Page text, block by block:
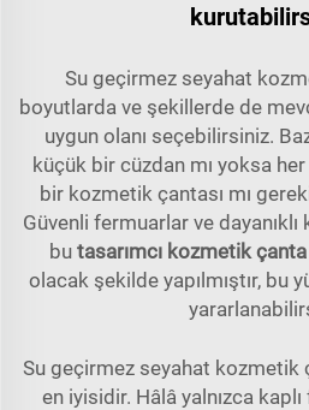
Su geçirmez seyahat
boyutlarda ve şekillerde de
uygun olanı seçebilirsiniz.
küçük bir cüzdan mı yoksa
bir kozmetik çantası mı
Güvenli fermuarlar ve
bu tasarımcı kozmetik çanta
olacak şekilde yapılmıştır, bu
Su geçirmez seyahat kozmetik
en iyisidir. Hâlâ yalnızca